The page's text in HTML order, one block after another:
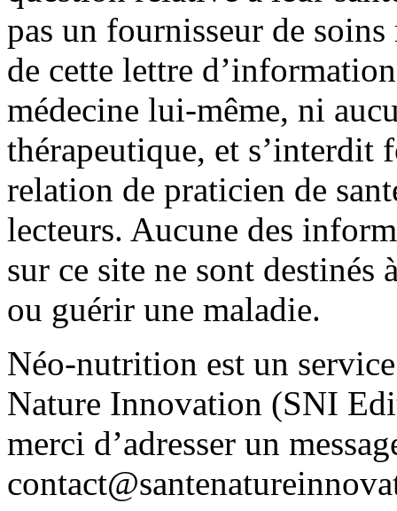
pas un fournisseur de
de cette lettre
médecine lui-même, ni
thérapeutique, et s’interdit
relation de praticien de
lecteurs. Aucune des
sur ce site ne sont destinés
ou guérir une maladie.
Néo-nutrition est un
Nature Innovation (SNI
merci d’adresser un